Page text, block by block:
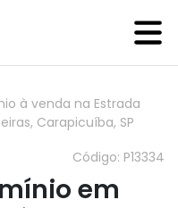
à venda na Estrada
Carapicuíba, SP
Código: P13334
em